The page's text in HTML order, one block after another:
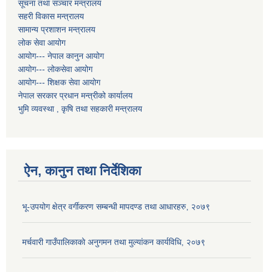
सूचना तथा सञ्चार मन्त्रालय
सहरी विकास मन्त्रालय
सामान्य प्रशाशन मन्त्रालय
लोक सेवा आयोग
आयोग--- नेपाल कानुन आयोग
आयोग--- लोकसेवा आयोग
आयोग--- शिक्षक सेवा आयोग
नेपाल सरकार प्रधान मन्त्रीको कार्यालय
भुमि व्यवस्था , कृषि तथा सहकारी मन्त्रालय
ऐन, कानुन तथा निर्देशिका
भू-उपयोग क्षेत्र वर्गीकरण सम्बन्धी मापदण्ड तथा आधारहरु, २०७९
मर्चवारी गाउँपालिकाकाे अनुगमन तथा मुल्यांकन कार्यविधि, २०७९